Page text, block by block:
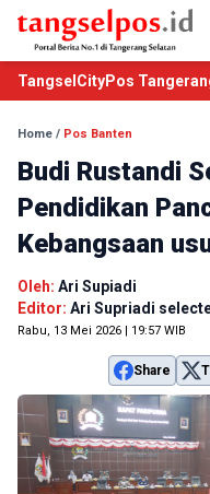
TangselCityPos
Home / Pos Banten
Budi Rustandi
Pendidikan
Kebangsaan
Oleh: Ari Supiadi
Editor: Ari Supriadi
Rabu, 13 Mei 2026 | 19:57 WIB
Share